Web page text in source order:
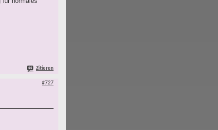
Zitieren
#727